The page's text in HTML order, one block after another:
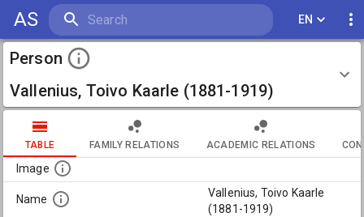
AS EN
Person
Vallenius, Toivo Kaarle (1881-1919)
TABLE FAMILY RELATIONS ACADEMIC RELATIONS
Image
Name
Vallenius, Toivo Kaarle
(1881-1919)